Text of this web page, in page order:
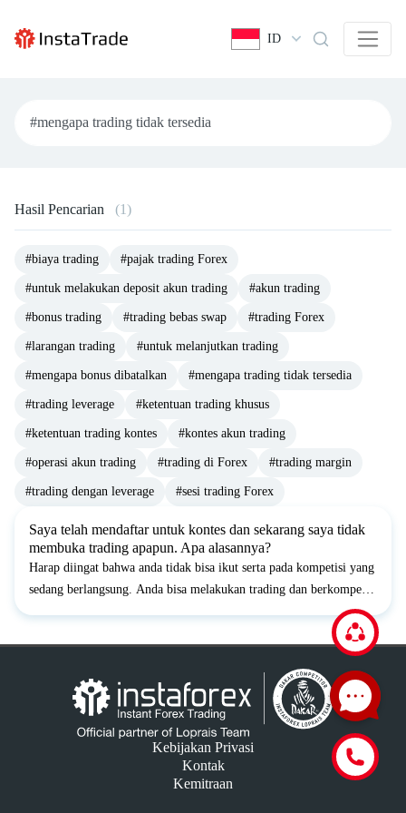
ID
Hasil Pencarian (1)
#biaya trading #pajak trading Forex
#untuk melakukan deposit akun trading #akun trading
#bonus trading #trading bebas swap #trading Forex
#larangan trading #untuk melanjutkan trading
#mengapa bonus dibatalkan #mengapa trading tidak tersedia
#trading leverage #ketentuan trading khusus
#ketentuan trading kontes #kontes akun trading
#operasi akun trading #trading di Forex #trading margin
#trading dengan leverage #sesi trading Forex
Saya telah mendaftar untuk kontes dan sekarang saya tidak
membuka trading apapun. Apa alasannya?
Harap diingat bahwa anda tidak bisa ikut serta pada kompetisi yang
sedang berlangsung. Anda bisa melakukan trading dan berkompetisi
Kebijakan Privasi
Kontak
Kemitraan